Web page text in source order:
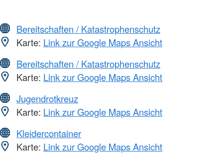
Bereitschaften / Katastrophenschutz
Karte: Link zur Google Maps Ansicht
Bereitschaften / Katastrophenschutz
Karte: Link zur Google Maps Ansicht
Jugendrotkreuz
Karte: Link zur Google Maps Ansicht
Kleidercontainer
Karte: Link zur Google Maps Ansicht